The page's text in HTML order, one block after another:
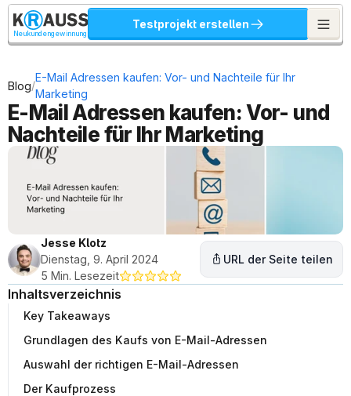
Neukundengewinnung
Testprojekt erstellen
Blog/
E-Mail Adressen kaufen: Vor- und Nachteile für Ihr
Marketing
E-Mail Adressen kaufen: Vor- und
Nachteile für Ihr Marketing
Jesse Klotz
Dienstag, 9. April 2024
5 Min. Lesezeit
URL der Seite teilen
Inhaltsverzeichnis
Key Takeaways
Grundlagen des Kaufs von E-Mail-Adressen
Auswahl der richtigen E-Mail-Adressen
Der Kaufprozess